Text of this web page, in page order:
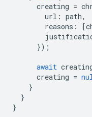
creating =
url : path,
reasons : [
});
await
creating =
}
}
}